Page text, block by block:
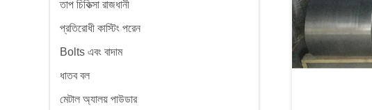
তাপ চিকিত্সা রাজধানী
প্রতিরোধী কাস্টিং পরেন
Bolts এবং বাদাম
ধাতব বল
মেটাল অ্যালয় পাউডার